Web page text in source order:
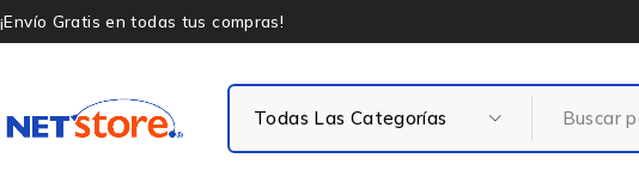
¡Envío Gratis en todas tus compras!